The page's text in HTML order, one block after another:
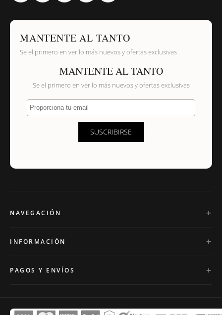
MANTENTE AL TANTO
Se el primero en ver lo más nuevos y ofertas exclusivas
MANTENTE AL TANTO
Se el primero en ver lo más nuevos y ofertas exclusivas
Proporciona tu email
SUSCRIBIRSE
NAVEGACIÓN
INFORMACIÓN
PAGOS Y ENVÍOS